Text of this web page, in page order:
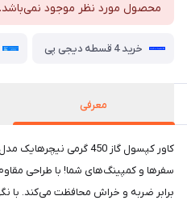
محصول مورد نظر موجود نمی‌باشد.
خرید 4 قسطه دیجی پی
معرفی
سفرها و کمپینگ‌های شما! با طراحی
برابر ضربه و خراش محافظت می‌کند. با